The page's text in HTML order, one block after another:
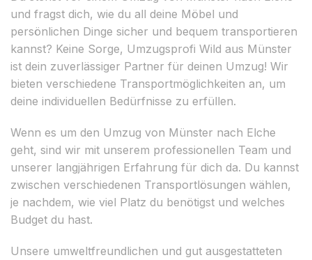
und fragst dich, wie du all deine Möbel und
persönlichen Dinge sicher und bequem transportieren
kannst? Keine Sorge, Umzugsprofi Wild aus Münster
ist dein zuverlässiger Partner für deinen Umzug! Wir
bieten verschiedene Transportmöglichkeiten an, um
deine individuellen Bedürfnisse zu erfüllen.
Wenn es um den Umzug von Münster nach Elche
geht, sind wir mit unserem professionellen Team und
unserer langjährigen Erfahrung für dich da. Du kannst
zwischen verschiedenen Transportlösungen wählen,
je nachdem, wie viel Platz du benötigst und welches
Budget du hast.
Unsere umweltfreundlichen und gut ausgestatteten